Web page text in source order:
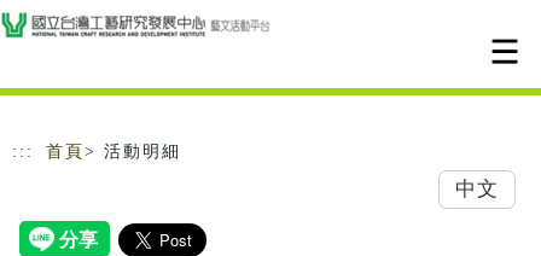
跳到主要內容
網站導覽
::: 首頁 > 活動明細
中文